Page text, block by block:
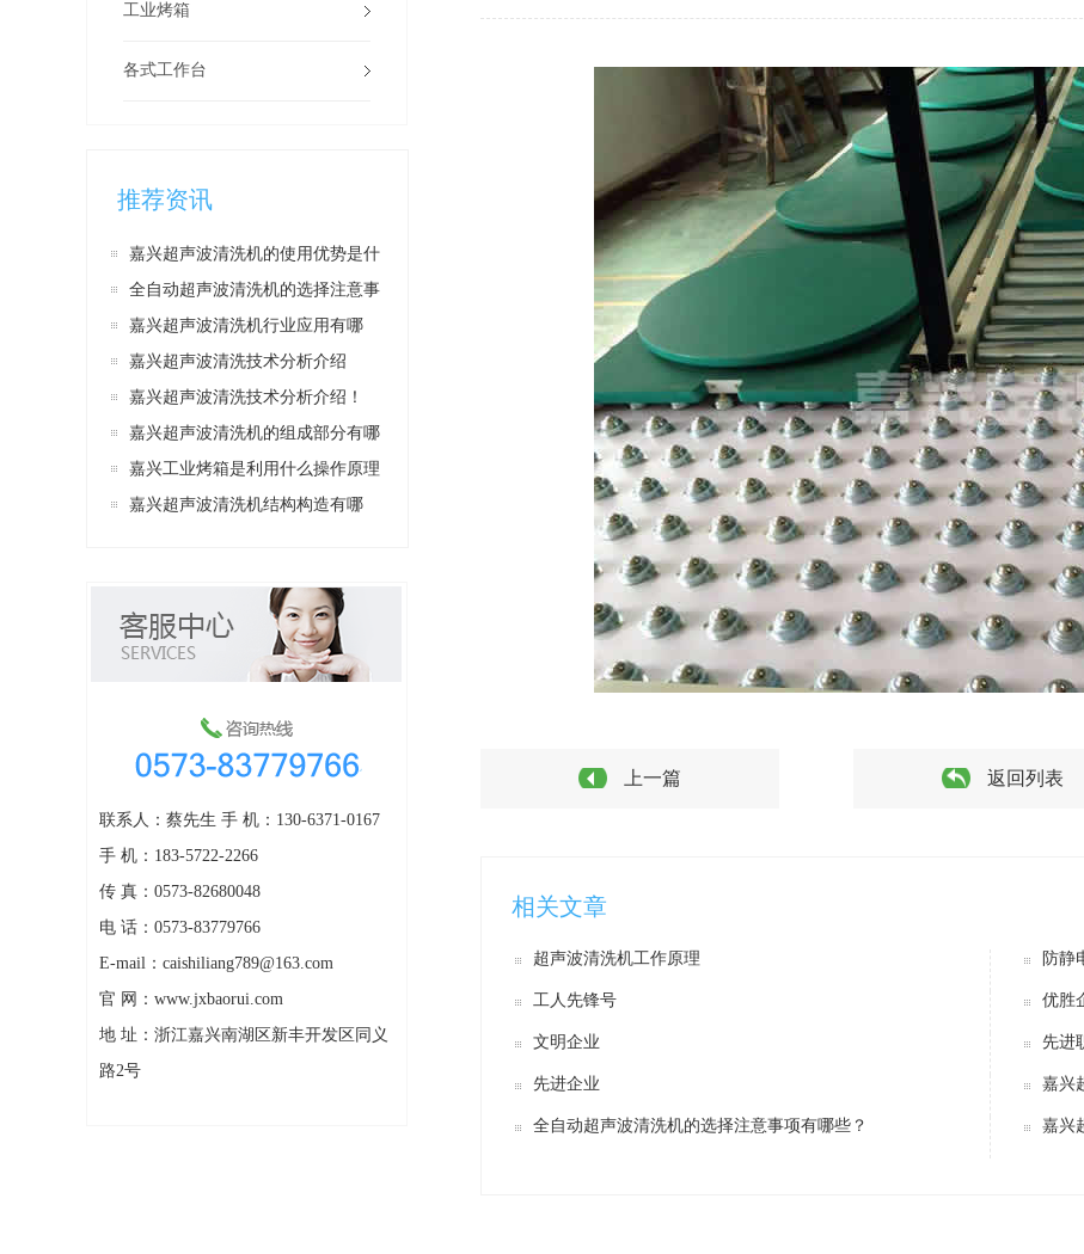
工业烤箱
各式工作台
推荐资讯
嘉兴超声波清洗机的使用优势是什
么？
全自动超声波清洗机的选择注意事
项有哪些？
嘉兴超声波清洗机行业应用有哪
些？
嘉兴超声波清洗技术分析介绍
嘉兴超声波清洗技术分析介绍！
嘉兴超声波清洗机的组成部分有哪
些？
嘉兴工业烤箱是利用什么操作原理
提高生产效率？
嘉兴超声波清洗机结构构造有哪
联系人：蔡先生 手 机：130-6371-0167
手 机：183-5722-2266
传 真：0573-82680048
电 话：0573-83779766
E-mail：caishiliang789@163.com
官 网：www.jxbaorui.com
地 址：浙江嘉兴南湖区新丰开发区同义
路2号
上一篇 返回列表
相关文章
超声波清洗机工作原理 防静
工人先锋号 优胜
文明企业 先进
先进企业 嘉兴
全自动超声波清洗机的选择注意事项有哪些？ 嘉兴